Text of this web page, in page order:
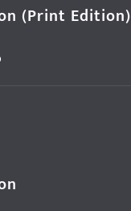
(Print Edition)